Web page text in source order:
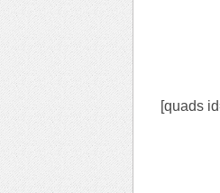
[quads